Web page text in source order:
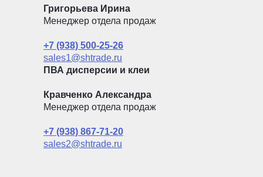
Григорьева Ирина
Менеджер отдела продаж
+7 (938) 500-25-26
sales1@shtrade.ru
ПВА дисперсии и клеи
Кравченко Александра
Менеджер отдела продаж
+7 (938) 867-71-20
sales2@shtrade.ru